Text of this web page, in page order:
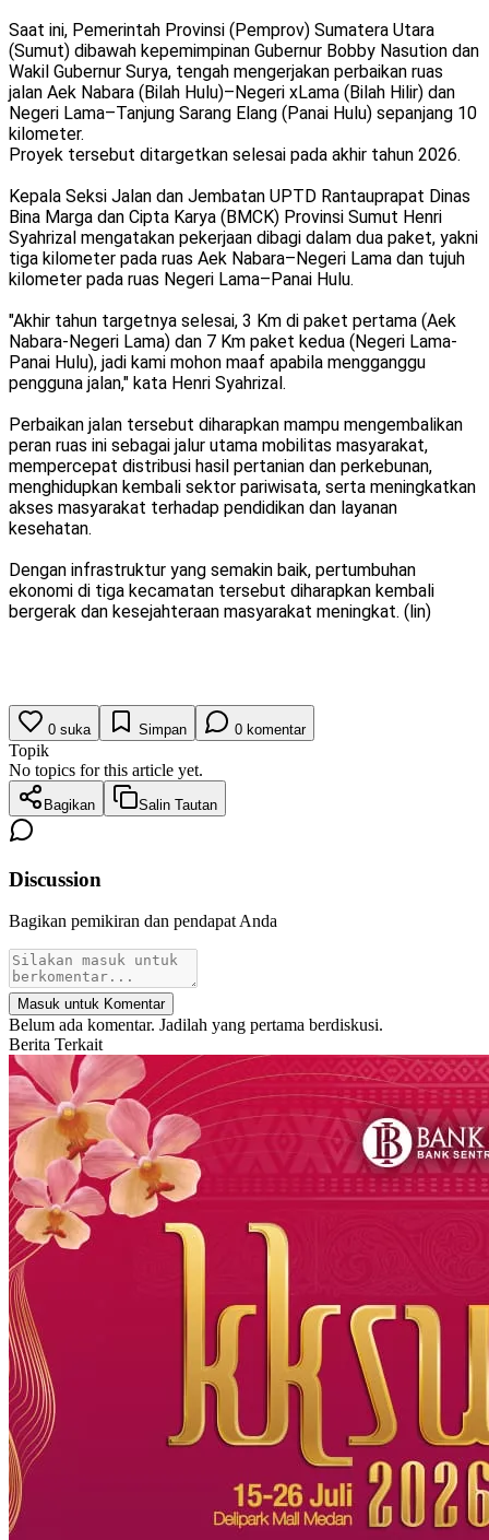
Saat ini, Pemerintah Provinsi (Pemprov) Sumatera Utara
(Sumut) dibawah kepemimpinan Gubernur Bobby Nasution dan
Wakil Gubernur Surya, tengah mengerjakan perbaikan ruas
jalan Aek Nabara (Bilah Hulu)–Negeri xLama (Bilah Hilir) dan
Negeri Lama–Tanjung Sarang Elang (Panai Hulu) sepanjang 10
kilometer.
Proyek tersebut ditargetkan selesai pada akhir tahun 2026.
Kepala Seksi Jalan dan Jembatan UPTD Rantauprapat Dinas
Bina Marga dan Cipta Karya (BMCK) Provinsi Sumut Henri
Syahrizal mengatakan pekerjaan dibagi dalam dua paket, yakni
tiga kilometer pada ruas Aek Nabara–Negeri Lama dan tujuh
kilometer pada ruas Negeri Lama–Panai Hulu.
"Akhir tahun targetnya selesai, 3 Km di paket pertama (Aek
Nabara-Negeri Lama) dan 7 Km paket kedua (Negeri Lama-
Panai Hulu), jadi kami mohon maaf apabila mengganggu
pengguna jalan," kata Henri Syahrizal.
Perbaikan jalan tersebut diharapkan mampu mengembalikan
peran ruas ini sebagai jalur utama mobilitas masyarakat,
mempercepat distribusi hasil pertanian dan perkebunan,
menghidupkan kembali sektor pariwisata, serta meningkatkan
akses masyarakat terhadap pendidikan dan layanan
kesehatan.
Dengan infrastruktur yang semakin baik, pertumbuhan
ekonomi di tiga kecamatan tersebut diharapkan kembali
bergerak dan kesejahteraan masyarakat meningkat. (lin)
0 suka Simpan 0 komentar
Topik
No topics for this article yet.
Bagikan Salin Tautan
Discussion
Bagikan pemikiran dan pendapat Anda
Masuk untuk Komentar
Belum ada komentar. Jadilah yang pertama berdiskusi.
Berita Terkait